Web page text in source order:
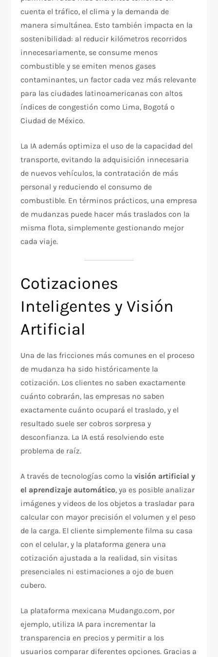
cuenta el tráfico, el clima y la demanda de
manera simultánea. Esto también impacta en la
sostenibilidad: al reducir kilómetros recorridos
innecesariamente, se consume menos
combustible y se emiten menos gases
contaminantes, un factor cada vez más relevante
para las ciudades latinoamericanas con altos
índices de congestión como Lima, Bogotá o
Ciudad de México.
La IA además optimiza el uso de la capacidad del
transporte, evitando la adquisición innecesaria
de nuevos vehículos, la contratación de más
personal y reduciendo el consumo de
combustible. En términos prácticos, una empresa
de mudanzas puede hacer más traslados con la
misma flota, simplemente gestionando mejor
cada viaje.
Cotizaciones
Inteligentes y Visión
Artificial
Una de las fricciones más comunes en el proceso
de mudanza ha sido históricamente la
cotización. Los clientes no saben exactamente
cuánto cobrarán, las empresas no saben
exactamente cuánto ocupará el traslado, y el
resultado suele ser cobros sorpresa y
desconfianza. La IA está resolviendo este
problema de raíz.
A través de tecnologías como lavisión artificial y
el aprendizaje automático, ya es posible analizar
imágenes y videos de los objetos a trasladar para
calcular con mayor precisión el volumen y el peso
de la carga. El cliente simplemente filma su casa
con el celular, y la plataforma genera una
cotización ajustada a la realidad, sin visitas
presenciales ni estimaciones a ojo de buen
cubero.
La plataforma mexicana Mudango.com, por
ejemplo, utiliza IA para incrementar la
transparencia en precios y permitir a los
usuarios comparar diferentes opciones. Gracias a